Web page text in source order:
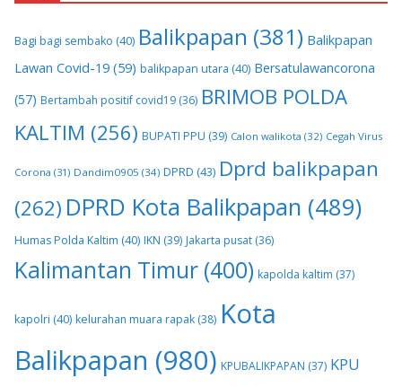
Bagi bagi sembako (40) Balikpapan (381) Balikpapan
Lawan Covid-19 (59) balikpapan utara (40) Bersatulawancorona
(57) Bertambah positif covid19 (36) BRIMOB POLDA
KALTIM (256) BUPATI PPU (39) Calon walikota (32) Cegah Virus
Corona (31) Dandim0905 (34) DPRD (43) Dprd balikpapan
(262) DPRD Kota Balikpapan (489)
Humas Polda Kaltim (40) IKN (39) Jakarta pusat (36)
Kalimantan Timur (400) kapolda kaltim (37)
kapolri (40) kelurahan muara rapak (38) Kota
Balikpapan (980) KPUBALIKPAPAN (37) KPU